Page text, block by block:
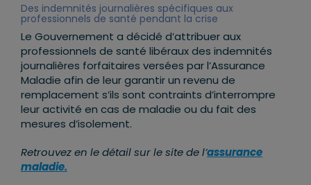
Des indemnités journalières spécifiques aux
professionnels de santé pendant la crise
Le Gouvernement a décidé d’attribuer aux
professionnels de santé libéraux des indemnités
journalières forfaitaires versées par l’Assurance
Maladie afin de leur garantir un revenu de
remplacement s’ils sont contraints d’interrompre
leur activité en cas de maladie ou du fait des
mesures d’isolement.
Retrouvez en le détail sur le site de l’assurance
maladie.